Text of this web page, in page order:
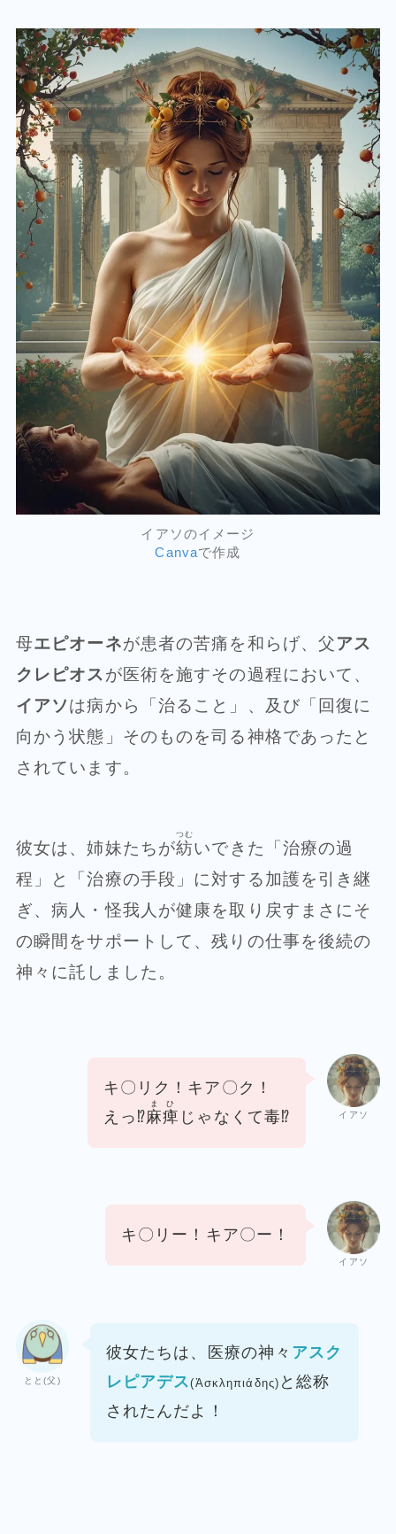
イアソのイメージ
Canvaで作成
母エピオーネが患者の苦痛を和らげ、父アス
クレピオス が医術を施すその過程において、
イアソは病から「治ること」、及び「回復に
向かう状態」そのものを司る神格であったと
されています。
彼女は、姉妹たちが紡
つむ
いできた「治療の過
程」と「治療の手段」に対する加護を引き継
ぎ、病人・怪我人が健康を取り戻すまさにそ
の瞬間をサポートして、残りの仕事を後続の
神々に託しました。
イアソ
キ〇リク！キア〇ク！
えっ⁉麻痺
まひ
じゃなくて毒⁉
イアソ
キ〇リー！キア〇ー！
とと(父)
彼女たちは、医療の神々 アスク
レピアデス(Ἀσκληπιάδης) と総称
されたんだよ！